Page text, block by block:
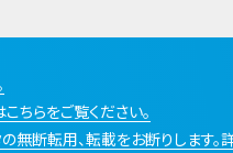
ちらをご覧ください。
断転用、転載をお断りします。詳